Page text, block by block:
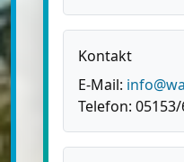
Kontakt
E-Mail:
Telefon: